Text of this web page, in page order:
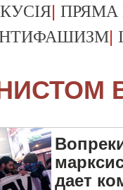
| ПРЯМА
|
дает